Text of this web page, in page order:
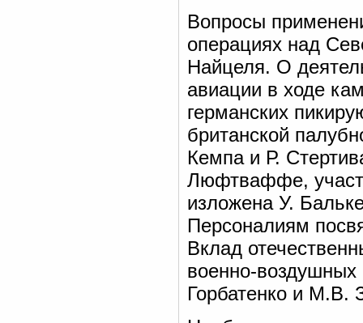
Вопросы
операциях над
Найцеля. О
авиации в ходе
германских
британской
Кемпа и Р.
Люфтваффе,
изложена У.
Персоналиям
Вклад
военно-воздушных
Горбатенко и М.В.